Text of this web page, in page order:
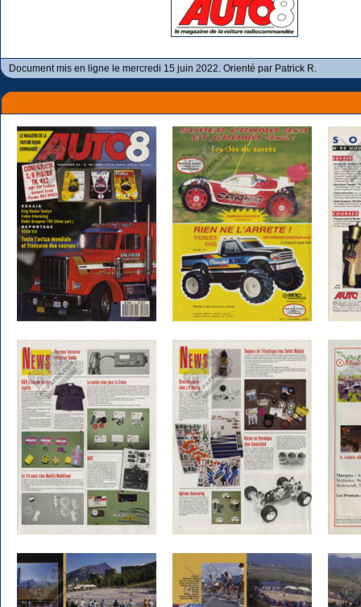
Document mis en ligne le mercredi 15 juin 2022. Orienté par Patrick R.